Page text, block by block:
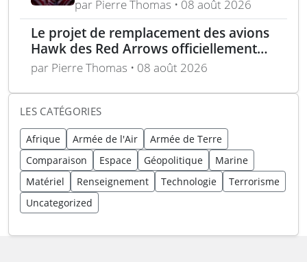
longue portée
par Pierre Thomas • 08 août 2026
Le projet de remplacement des avions
Hawk des Red Arrows officiellement
lancé
par Pierre Thomas • 08 août 2026
LES CATÉGORIES
Afrique Armée de l'Air
Armée de Terre
Comparaison
Espace Géopolitique
Marine
Matériel
Renseignement Technologie
Terrorisme
Uncategorized